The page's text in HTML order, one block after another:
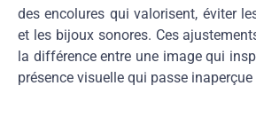
des encolures qui valorisent, éviter
et les bijoux sonores. Ces
la différence entre une image qui
présence visuelle qui passe